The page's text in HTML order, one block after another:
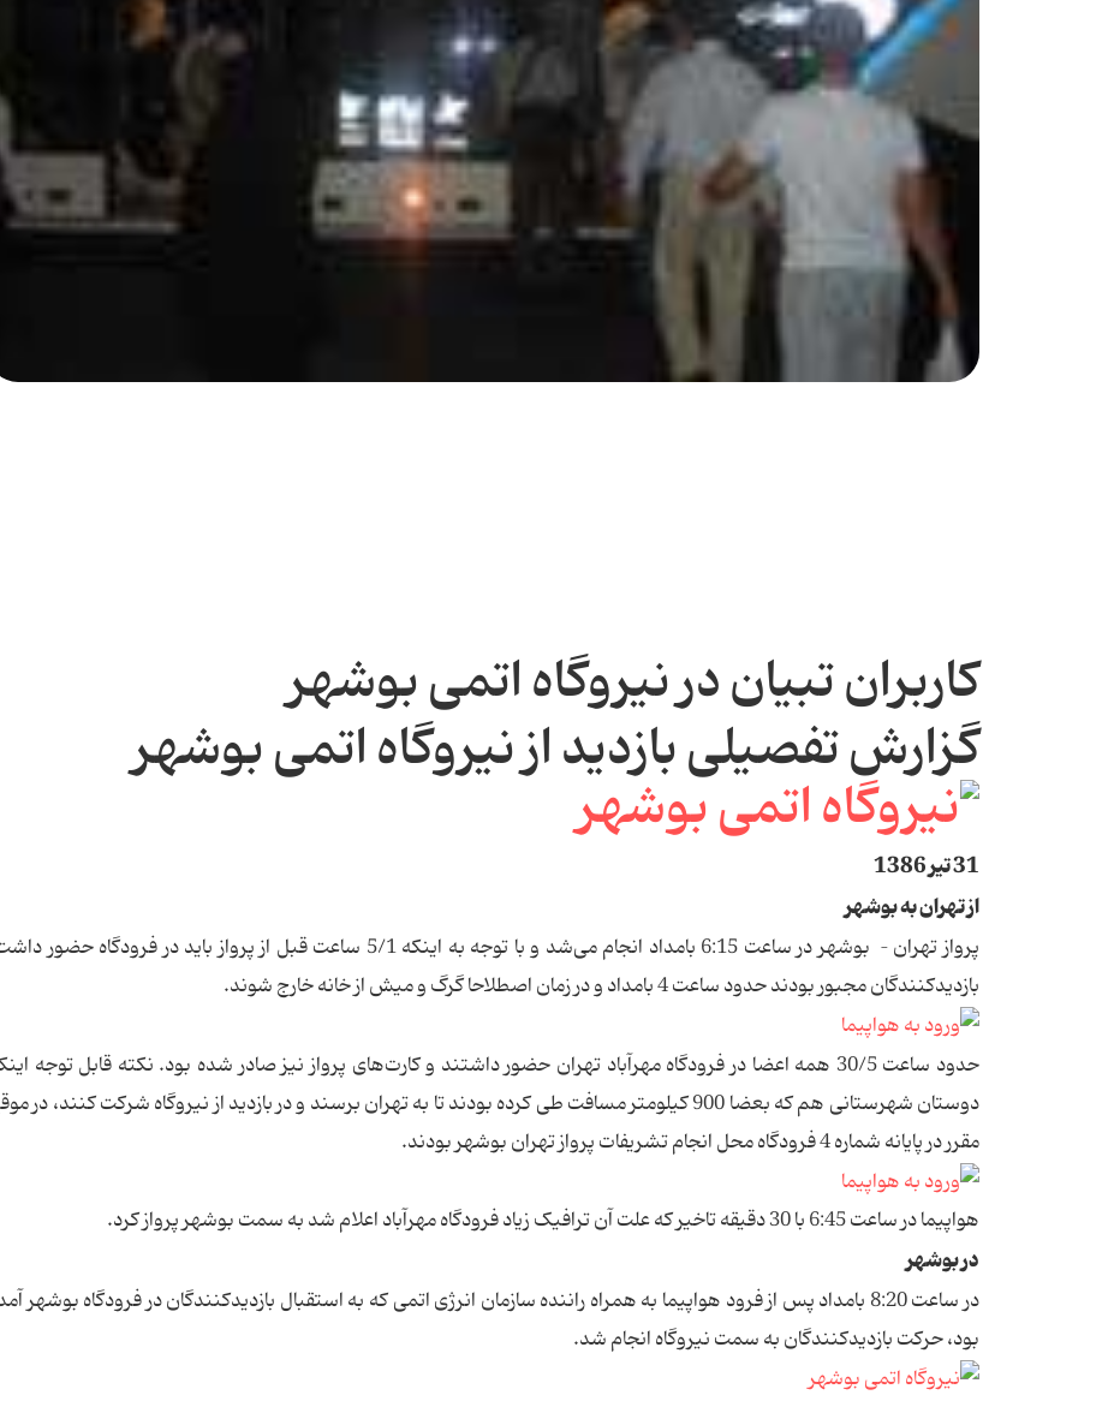
کاربران تبیان در نیروگاه اتمی بوشهر
گزارش تفصیلی بازدید از نیروگاه اتمی بوشهر
31 تیر 1386
از تهران به بوشهر
پرواز تهران – بوشهر در ساعت 6:15 بامداد انجام می‌شد و با توجه به اینکه 5/1 ساعت قبل از پرواز باید در فرودگاه حضور
بازدیدکنندگان مجبور بودند حدود ساعت 4 بامداد و در زمان اصطلاحا گرگ و میش از خانه خارج شوند.
حدود ساعت 30/5 همه اعضا در فرودگاه مهرآباد تهران حضور داشتند و کارت‌های پرواز نیز صادر شده بود. نکته قابل توجه
دوستان شهرستانی هم که بعضا 900 کیلومتر مسافت طی کرده بودند تا به تهران برسند و در بازدید از نیروگاه شرکت کنند، در
مقرر در پایانه شماره 4 فرودگاه محل انجام تشریفات پرواز تهران بوشهر بودند.
هواپیما در ساعت 6:45 با 30 دقیقه تاخیر که علت آن ترافیک زیاد فرودگاه مهرآباد اعلام شد به سمت بوشهر پرواز کرد.
در بوشهر
در ساعت 8:20 بامداد پس از فرود هواپیما به همراه راننده سازمان انرژی اتمی که به استقبال بازدیدکنندگان در فرودگاه بوشهر
بود، حرکت بازدیدکنندگان به سمت نیروگاه انجام شد.